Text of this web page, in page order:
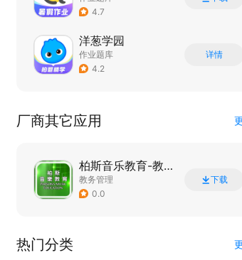
4.7
洋葱学园
作业题库
4.2
详情
厂商其它应用
柏斯音乐教育-教师端
教务管理
0.0
下载
热门分类